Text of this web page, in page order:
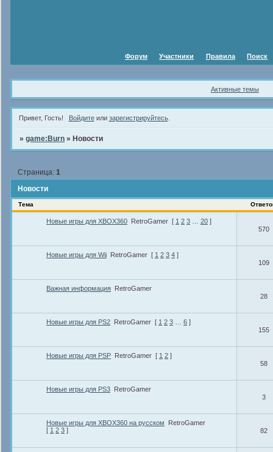
Форум Участники Правила Поиск
Активные темы
Привет, Гость! Войдитеили зарегистрируйтесь.
»game:Burn » Новости
Новости
Страница:1
Тема
Новые игры для XBOX360 RetroGamer [ 1 2 3 20 ]
570
Новые игры для Wii RetroGamer [ 1 2 3 4 ]
109
Важная информация
RetroGamer
28
Новые игры для PS2 RetroGamer [ 1 2 3 6 ]
155
Новые игры для PSP RetroGamer [ 1 2 ]
58
Новые игры для PS3
RetroGamer
3
Новые игры для XBOX360 на русском
RetroGamer
[ 1 2 3 ] 82